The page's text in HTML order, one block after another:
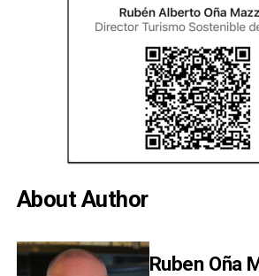
About Author
Ruben Oña